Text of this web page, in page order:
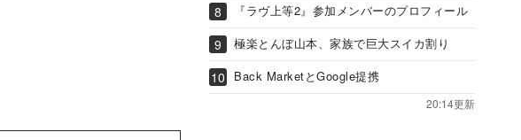
『ラヴ上等2』参加メンバーのプロフィール
極楽とんぼ山本、家族で巨大スイカ割り
Back MarketとGoogle提携
20:14更新